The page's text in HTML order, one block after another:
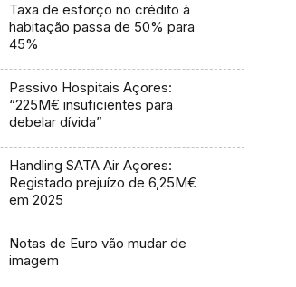
Taxa de esforço no crédito à
habitação passa de 50% para
45%
Passivo Hospitais Açores:
“225M€ insuficientes para
debelar dívida”
Handling SATA Air Açores:
Registado prejuízo de 6,25M€
em 2025
Notas de Euro vão mudar de
imagem